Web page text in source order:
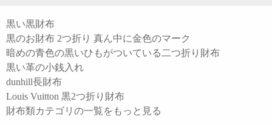
黒い黒財布
黒のお財布 2つ折り 真ん中に金色のマーク
暗めの青色の黒いひもがついている二つ折り財布
黒い革の小銭入れ
dunhill長財布
Louis Vuitton 黒2つ折り財布
財布類カテゴリの一覧をもっと見る